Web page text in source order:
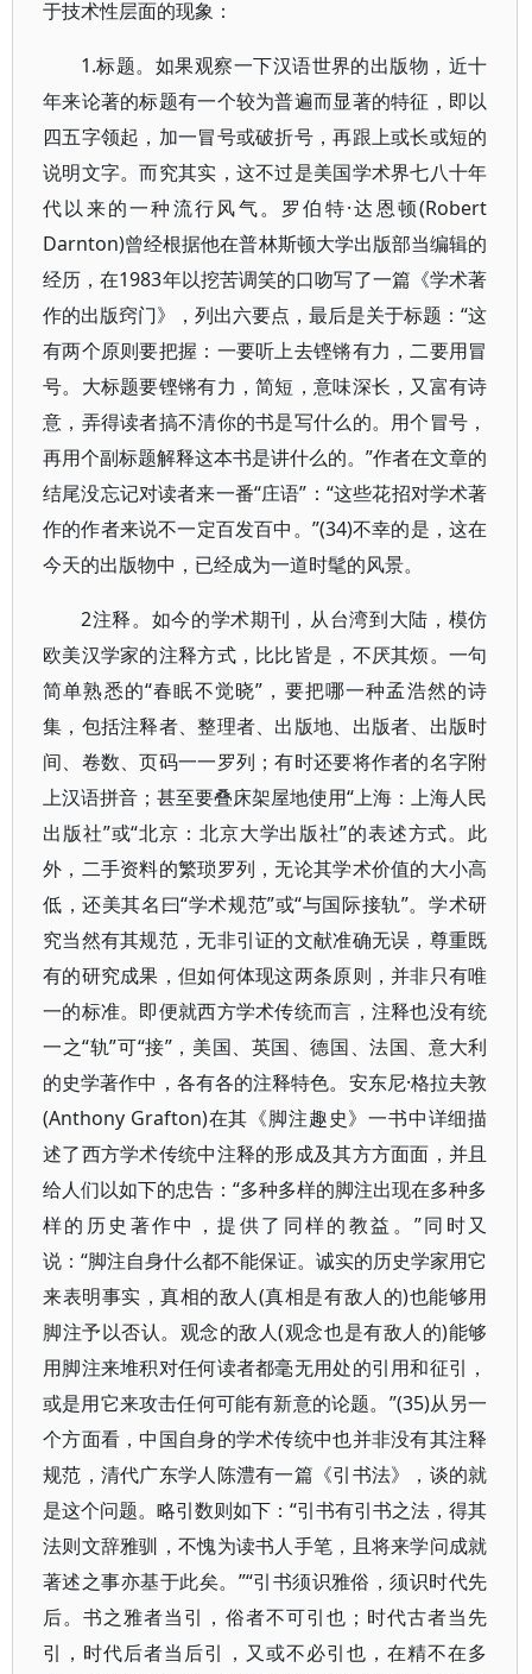
于技术性层面的现象：
1.标题。如果观察一下汉语世界的出版物，近十
年来论著的标题有一个较为普遍而显著的特征，即以
四五字领起，加一冒号或破折号，再跟上或长或短的
说明文字。而究其实，这不过是美国学术界七八十年
代以来的一种流行风气。罗伯特·达恩顿(Robert
Darnton)曾经根据他在普林斯顿大学出版部当编辑的
经历，在1983年以挖苦调笑的口吻写了一篇《学术著
作的出版窍门》，列出六要点，最后是关于标题：“这
有两个原则要把握：一要听上去铿锵有力，二要用冒
号。大标题要铿锵有力，简短，意味深长，又富有诗
意，弄得读者搞不清你的书是写什么的。用个冒号，
再用个副标题解释这本书是讲什么的。”作者在文章的
结尾没忘记对读者来一番“庄语”：“这些花招对学术著
作的作者来说不一定百发百中。”(34)不幸的是，这在
今天的出版物中，已经成为一道时髦的风景。
2注释。如今的学术期刊，从台湾到大陆，模仿
欧美汉学家的注释方式，比比皆是，不厌其烦。一句
简单熟悉的“春眠不觉晓”，要把哪一种孟浩然的诗
集，包括注释者、整理者、出版地、出版者、出版时
间、卷数、页码一一罗列；有时还要将作者的名字附
上汉语拼音；甚至要叠床架屋地使用“上海：上海人民
出版社”或“北京：北京大学出版社”的表述方式。此
外，二手资料的繁琐罗列，无论其学术价值的大小高
低，还美其名曰“学术规范”或“与国际接轨”。学术研
究当然有其规范，无非引证的文献准确无误，尊重既
有的研究成果，但如何体现这两条原则，并非只有唯
一的标准。即便就西方学术传统而言，注释也没有统
一之“轨”可“接”，美国、英国、德国、法国、意大利
的史学著作中，各有各的注释特色。安东尼·格拉夫敦
(Anthony Grafton)在其《脚注趣史》一书中详细描
述了西方学术传统中注释的形成及其方方面面，并且
给人们以如下的忠告：“多种多样的脚注出现在多种多
样的历史著作中，提供了同样的教益。”同时又
说：“脚注自身什么都不能保证。诚实的历史学家用它
来表明事实，真相的敌人(真相是有敌人的)也能够用
脚注予以否认。观念的敌人(观念也是有敌人的)能够
用脚注来堆积对任何读者都毫无用处的引用和征引，
或是用它来攻击任何可能有新意的论题。”(35)从另一
个方面看，中国自身的学术传统中也并非没有其注释
规范，清代广东学人陈澧有一篇《引书法》，谈的就
是这个问题。略引数则如下：“引书有引书之法，得其
法则文辞雅驯，不愧为读书人手笔，且将来学问成就
著述之事亦基于此矣。”“引书须识雅俗，须识时代先
后。书之雅者当引，俗者不可引也；时代古者当先
引，时代后者当后引，又或不必引也，在精不在多